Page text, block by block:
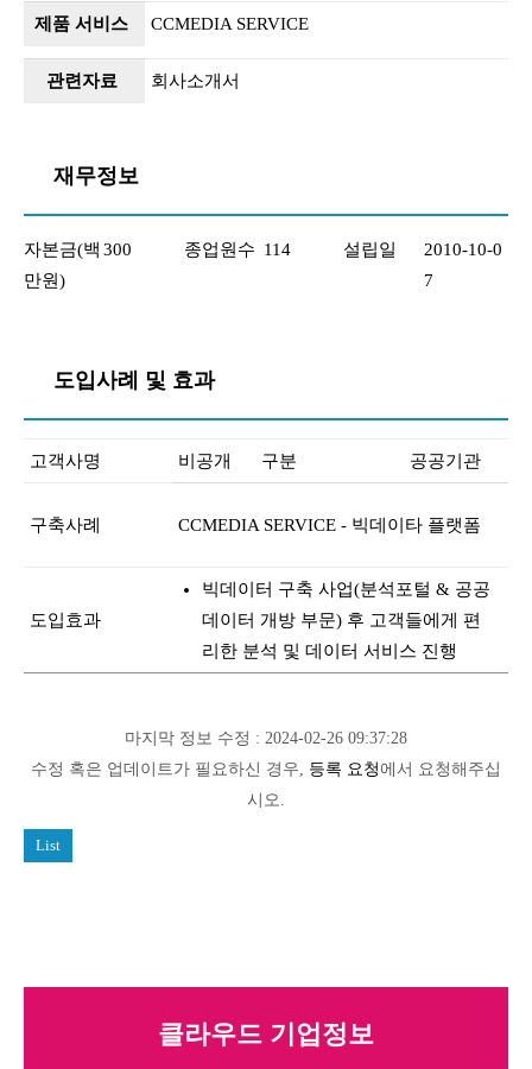
제품 서비스 CCMEDIA SERVICE
관련자료 회사소개서
재무정보
자본금(백
만원)
300 종업원수 114 설립일
2010-10-0
7
도입사례 및 효과
고객사명 비공개 구분 공공기관
구축사례 CCMEDIA SERVICE - 빅데이타 플랫폼
도입효과
빅데이터 구축 사업(분석포털 & 공공
데이터 개방 부문) 후 고객들에게 편
리한 분석 및 데이터 서비스 진행
마지막 정보 수정 : 2024-02-26 09:37:28
수정 혹은 업데이트가 필요하신 경우, 등록 요청에서 요청해주십
시오.
List
클라우드 기업정보